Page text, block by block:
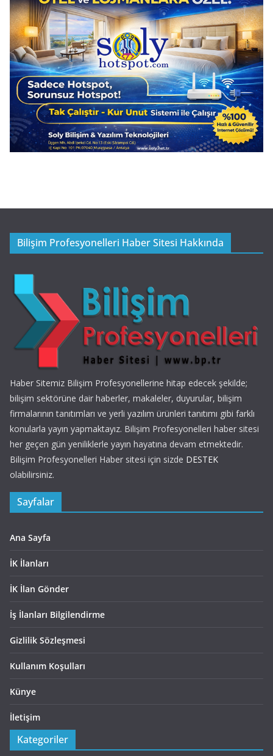
Bilişim Profesyonelleri Haber Sitesi Hakkında
Haber Sitemiz Bilişim Profesyonellerine hitap edecek şekilde;
bilişim sektörüne dair haberler, makaleler, duyurular, bilişim
firmalarının tanıtımları ve yerli yazılım ürünleri tanıtımı gibi farklı
konularla yayın yapmaktayız. Bilişim Profesyonelleri haber sitesi
her geçen gün yeniliklerle yayın hayatına devam etmektedir.
Bilişim Profesyonelleri Haber sitesi için sizde DESTEK
olabilirsiniz.
Sayfalar
Ana Sayfa
İK İlanları
İK İlan Gönder
İş İlanları Bilgilendirme
Gizlilik Sözleşmesi
Kullanım Koşulları
Künye
İletişim
Kategoriler